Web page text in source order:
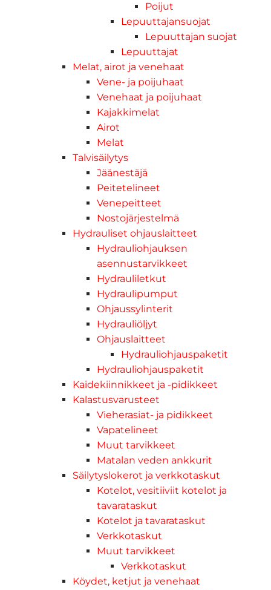
Poijut
Lepuuttajansuojat
Lepuuttajan suojat
Lepuuttajat
Melat, airot ja venehaat
Vene- ja poijuhaat
Venehaat ja poijuhaat
Kajakkimelat
Airot
Melat
Talvisäilytys
Jäänestäjä
Peitetelineet
Venepeitteet
Nostojärjestelmä
Hydrauliset ohjauslaitteet
Hydrauliohjauksen
asennustarvikkeet
Hydrauliletkut
Hydraulipumput
Ohjaussylinterit
Hydrauliöljyt
Ohjauslaitteet
Hydrauliohjauspaketit
Hydrauliohjauspaketit
Kaidekiinnikkeet ja -pidikkeet
Kalastusvarusteet
Vieherasiat- ja pidikkeet
Vapatelineet
Muut tarvikkeet
Matalan veden ankkurit
Säilytyslokerot ja verkkotaskut
Kotelot, vesitiiviit kotelot ja
tavarataskut
Kotelot ja tavarataskut
Verkkotaskut
Muut tarvikkeet
Verkkotaskut
Köydet, ketjut ja venehaat